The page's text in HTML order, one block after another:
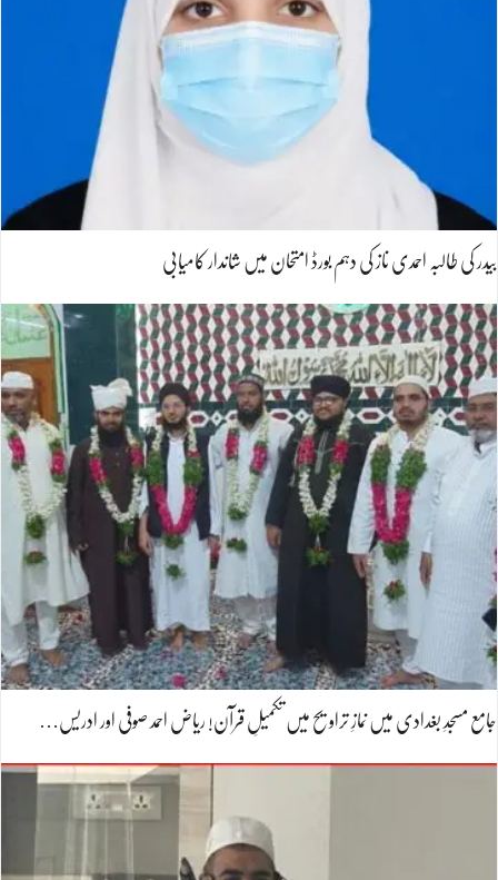
بیدر کی طالبہ احمدی ناز کی دہم بورڈ امتحان میں شاندار کامیابی
جامع مسجدِ بغدادی میں نمازِ تراویح میں تکمیلِ قرآن! ریاض احمد صوفی اور ادریس…